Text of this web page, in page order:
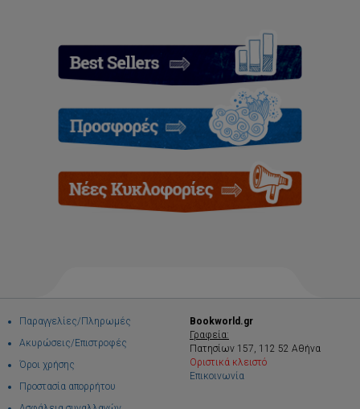
Παραγγελίες/Πληρωμές
Ακυρώσεις/Επιστροφές
Όροι χρήσης
Προστασία απορρήτου
Bookworld.gr
Γραφεία:
Πατησίων 157, 112 52 Αθήνα
Οριστικά κλειστό
Επικοινωνία